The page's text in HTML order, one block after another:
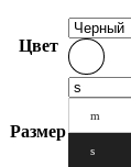
Цвет
Размер
m
s